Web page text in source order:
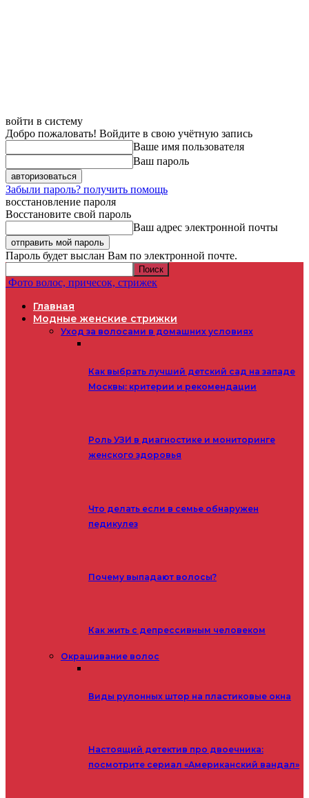
войти в систему
Добро пожаловать! Войдите в свою учётную запись
Ваше имя пользователя
Ваш пароль
Забыли пароль? получить помощь
восстановление пароля
Восстановите свой пароль
Ваш адрес электронной почты
Пароль будет выслан Вам по электронной почте.
Фото волос, причесок, стрижек
Главная
Модные женские стрижки
Уход за волосами в домашних условиях
Как выбрать лучший детский сад на западе
Москвы: критерии и рекомендации
Роль УЗИ в диагностике и мониторинге
женского здоровья
Что делать если в семье обнаружен
педикулез
Почему выпадают волосы?
Как жить с депрессивным человеком
Окрашивание волос
Виды рулонных штор на пластиковые окна
Настоящий детектив про двоечника:
посмотрите сериал «Американский вандал»